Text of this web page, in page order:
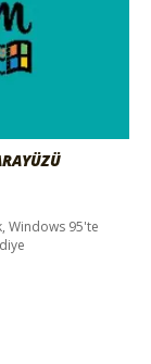
Windows 95'te